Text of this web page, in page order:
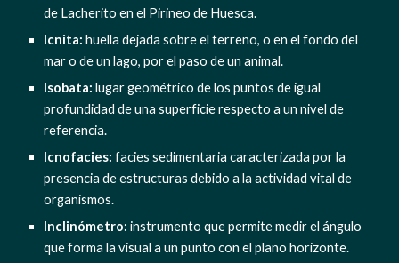
de Lacherito en el Pirineo de Huesca.
Icnita: huella dejada sobre el terreno, o en el fondo del
mar o de un lago, por el paso de un animal.
Isobata: lugar geométrico de los puntos de igual
profundidad de una superficie respecto a un nivel de
referencia.
Icnofacies: facies sedimentaria caracterizada por la
presencia de estructuras debido a la actividad vital de
organismos.
Inclinómetro: instrumento que permite medir el ángulo
que forma la visual a un punto con el plano horizonte.